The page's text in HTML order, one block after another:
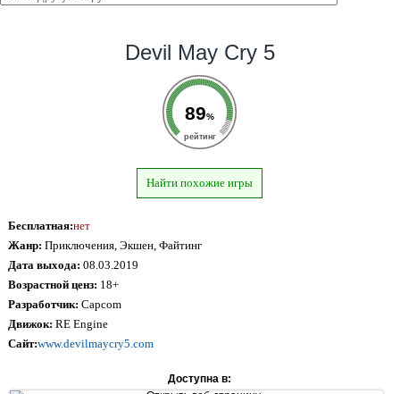
Devil May Cry 5
89%
рейтинг
Найти похожие игры
Бесплатная:нет
Жанр: Приключения, Экшен, Файтинг
Дата выхода: 08.03.2019
Возрастной ценз: 18+
Разработчик: Capcom
Движок: RE Engine
Сайт:www.devilmaycry5.com
Доступна в: